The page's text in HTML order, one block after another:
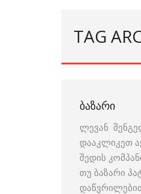
TAG
ᲑᲐᲖᲐᲠᲘ
ლევან
დააკლიკეთ
შედის
თუ ბაზარი